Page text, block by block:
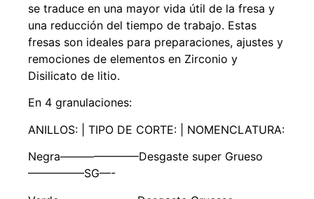
se traduce en una mayor vida útil de la fresa y
una reducción del tiempo de trabajo. Estas
fresas son ideales para preparaciones, ajustes y
remociones de elementos en Zirconio y
Disilicato de litio.
En 4 granulaciones:
ANILLOS: | TIPO DE CORTE: | NOMENCLATURA:
Negra———————Desgaste super Grueso
—————SG—-